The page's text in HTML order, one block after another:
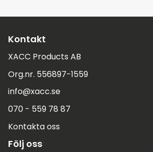
Kontakt
XACC Products AB
Org.nr. 556897-1559
info@xacc.se
070 - 559 78 87
Kontakta oss
Följ oss